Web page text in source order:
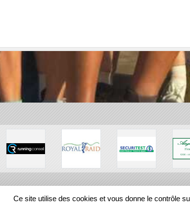
REGIONS
Ce site utilise des cookies et vous donne le contrôle